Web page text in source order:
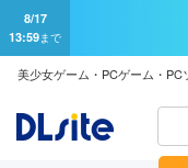
8/17
13:59まで
美少女ゲーム・PCゲーム・PC